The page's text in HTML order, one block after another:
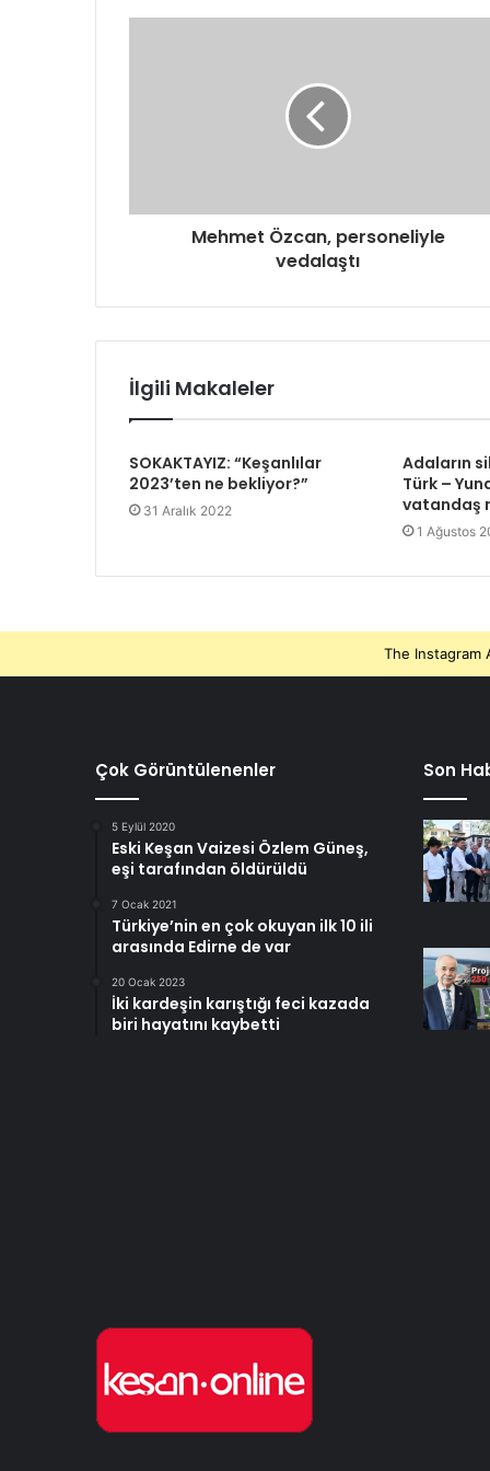
g
n
Mehmet Özcan, personeliyle
vedalaştı
İlgili Makaleler
SOKAKTAYIZ: “Keşanlılar
2023’ten ne bekliyor?”
31 Aralık 2022
Adaların
Türk –
vatandaş
1 Ağustos
The Instagram
Çok Görüntülenenler
5 Eylül 2020
Eski Keşan Vaizesi Özlem Güneş,
eşi tarafından öldürüldü
7 Ocak 2021
Türkiye’nin en çok okuyan ilk 10 ili
arasında Edirne de var
20 Ocak 2023
İki kardeşin karıştığı feci kazada
biri hayatını kaybetti
Son